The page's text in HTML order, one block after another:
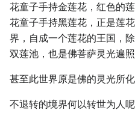
花童子手持金莲花，红色的
花童子手持黑莲花，正是莲
界，自成一个莲花的王国，
双莲池，也是佛菩萨灵光遍照
甚至此世界原是佛的灵光所化
不退转的境界何以转世为人